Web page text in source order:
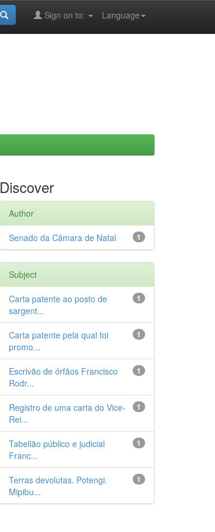
Language
Sign on to:
Discover
Author
1
Senado da Câmara de Natal
Subject
1
Carta patente ao posto de
sargent...
1
Carta patente pela qual foi
promo...
1
Escrivão de órfãos Francisco
Rodr...
1
Registro de uma carta do Vice-
Rei...
1
Tabelião público e judicial
Franc...
1
Terras devolutas. Potengi.
Mipibu...